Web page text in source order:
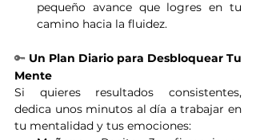
pequeño avance que logres en tu
camino hacia la fluidez.
🔑 Un Plan Diario para Desbloquear Tu
Mente
Si quieres resultados consistentes,
dedica unos minutos al día a trabajar en
tu mentalidad y tus emociones: